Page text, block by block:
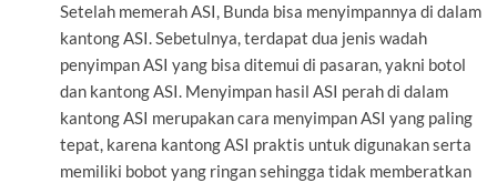
Setelah memerah ASI, Bunda bisa menyimpannya di dalam
kantong ASI. Sebetulnya, terdapat dua jenis wadah
penyimpan ASI yang bisa ditemui di pasaran, yakni botol
dan kantong ASI. Menyimpan hasil ASI perah di dalam
kantong ASI merupakan cara menyimpan ASI yang paling
tepat, karena kantong ASI praktis untuk digunakan serta
memiliki bobot yang ringan sehingga tidak memberatkan